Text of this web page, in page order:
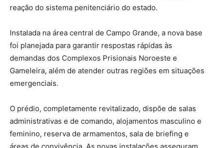
reação do sistema penitenciário do estado.
Instalada na área central de Campo Grande, a nova base
foi planejada para garantir respostas rápidas às
demandas dos Complexos Prisionais Noroeste e
Gameleira, além de atender outras regiões em situações
emergenciais.
O prédio, completamente revitalizado, dispõe de salas
administrativas e de comando, alojamentos masculino e
feminino, reserva de armamentos, sala de briefing e
áreas de convivência. As novas instalações asseguram